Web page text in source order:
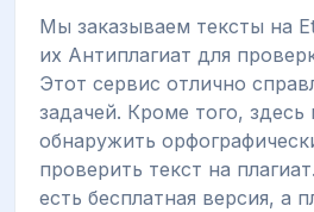
Мы заказываем тексты на
их Антиплагиат для
Этот сервис отлично
задачей. Кроме того,
обнаружить
проверить текст на
есть бесплатная версия, а